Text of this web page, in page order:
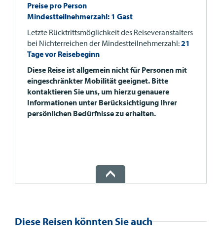
Preise pro Person
Mindestteilnehmerzahl: 1 Gast
Letzte Rücktrittsmöglichkeit des Reiseveranstalters
bei Nichterreichen der Mindestteilnehmerzahl:21
Tage vor Reisebeginn
Diese Reise ist allgemein nicht für Personen mit
eingeschränkter Mobilität geeignet. Bitte
kontaktieren Sie uns, um hierzu genauere
Informationen unter Berücksichtigung Ihrer
persönlichen Bedürfnisse zu erhalten.
Diese Reisen könnten Sie auch